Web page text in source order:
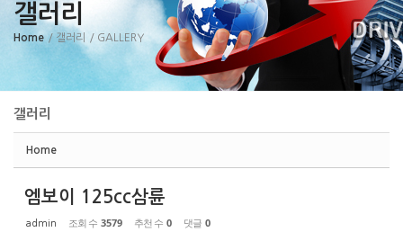
갤러리
Home / 갤러리 / GALLERY
갤러리
Home
엠보이 125cc삼륜
admin 조회 수 3579 추천 수 0 댓글 0
Sketchbook5, 스케치북5